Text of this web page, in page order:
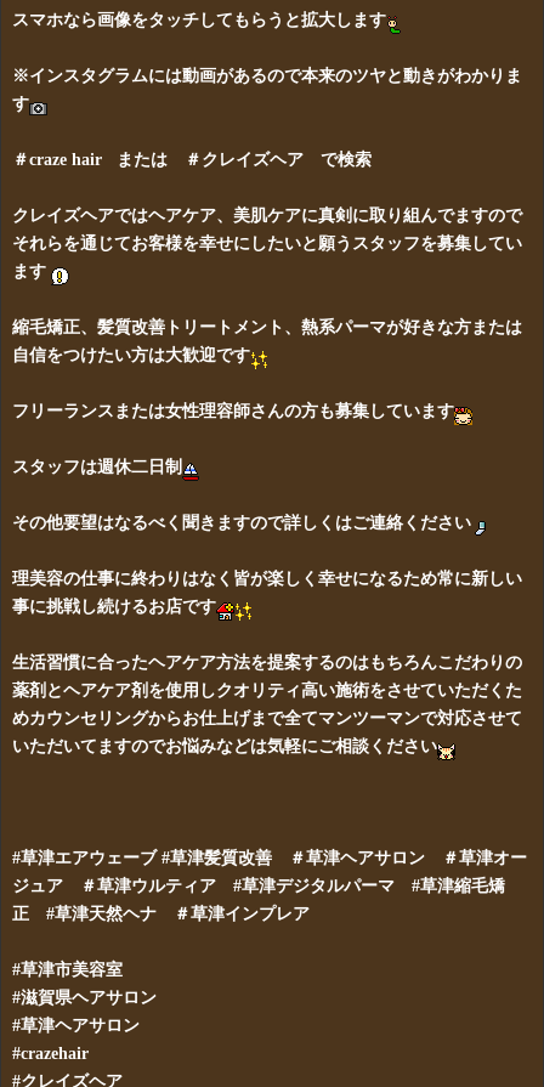
スマホなら画像をタッチしてもらうと拡大します
※インスタグラムには動画があるので本来のツヤと動きがわかりま
す
＃craze hair または ＃クレイズヘア で検索
クレイズヘアではヘアケア、美肌ケアに真剣に取り組んでますので
それらを通じてお客様を幸せにしたいと願うスタッフを募集してい
ます
縮毛矯正、髪質改善トリートメント、熱系パーマが好きな方または
自信をつけたい方は大歓迎です
フリーランスまたは女性理容師さんの方も募集しています
スタッフは週休二日制
その他要望はなるべく聞きますので詳しくはご連絡ください
理美容の仕事に終わりはなく皆が楽しく幸せになるため常に新しい
事に挑戦し続けるお店です
生活習慣に合ったヘアケア方法を提案するのはもちろんこだわりの
薬剤とヘアケア剤を使用しクオリティ高い施術をさせていただくた
めカウンセリングからお仕上げまで全てマンツーマンで対応させて
いただいてますのでお悩みなどは気軽にご相談ください
#草津エアウェーブ #草津髪質改善 ＃草津ヘアサロン ＃草津オー
ジュア ＃草津ウルティア #草津デジタルパーマ #草津縮毛矯
正 #草津天然ヘナ ＃草津インプレア
#草津市美容室
#滋賀県ヘアサロン
#草津ヘアサロン
#crazehair
#クレイズヘア